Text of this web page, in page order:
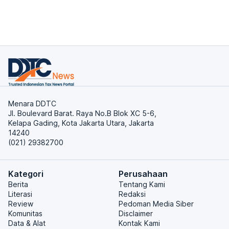
Menara DDTC
Jl. Boulevard Barat. Raya No.B Blok XC 5-6,
Kelapa Gading, Kota Jakarta Utara, Jakarta
14240
(021) 29382700
Kategori
Berita
Literasi
Review
Komunitas
Data & Alat
Perusahaan
Tentang Kami
Redaksi
Pedoman Media Siber
Disclaimer
Kontak Kami